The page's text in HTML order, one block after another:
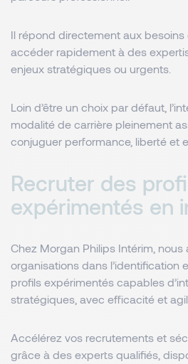
Il répond directement aux besoins
accéder rapidement à des
enjeux stratégiques ou urgents.
Loin d’être un choix par défaut,
modalité de carrière pleinement
conjuguer performance, liberté et
Recruter des
expérimentés en
Chez Morgan Philips Intérim,
organisations dans l’identification
profils expérimentés capables
stratégiques, avec efficacité et
Accélérez vos recrutements et
grâce à des experts qualifiés,